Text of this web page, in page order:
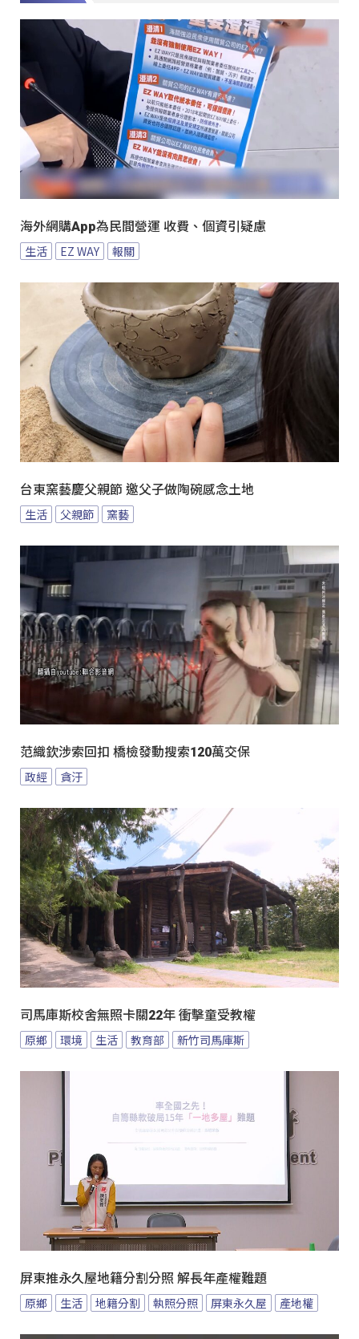
海外網購App為民間營運 收費、個資引疑慮
生活 EZ WAY 報關
台東窯藝慶父親節 邀父子做陶碗感念土地
生活 父親節 窯藝
范織欽涉索回扣 橋檢發動搜索120萬交保
政經 貪汙
司馬庫斯校舍無照卡關22年 衝擊童受教權
原鄉 環境 生活 教育部 新竹司馬庫斯
屏東推永久屋地籍分割分照 解長年產權難題
原鄉 生活 地籍分割 執照分照 屏東永久屋 產地權